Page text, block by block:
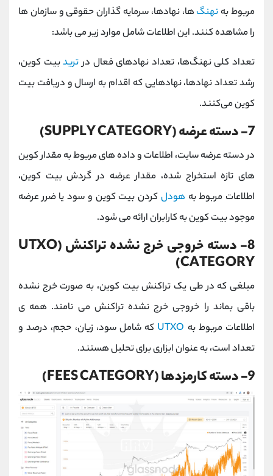
مربوط به نهنگها، نهادها، سرمایه گذاران حقوقی و سازمان ها
را مشاهده کنند. این اطلاعات شامل موارد زیر می باشد:
تعداد کلی نهنگ‌ها، تعداد نهادهای فعال درتریدبیت کوین،
رشد تعداد نهادها، نهادهایی که اقدام به ارسال و دریافت بیت
کوین می‌کنند.
7- دسته عرضه (SUPPLY CATEGORY)
در دسته عرضه سایت، اطلاعات و داده های مربوط به مقدار کوین
های تازه استخراج شده، مقدار عرضه در گردش بیت کوین،
اطلاعات مربوط بههودل کردن بیت کوین و سود یا ضرر عرضه
موجود بیت کوین به کارابران ارائه می شود.
8- دسته خروجی خرج نشده تراکنش (UTXO
CATEGORY)
مبلغی که در طی یک تراکنش بیت کوین، به صورت خرج نشده
باقی بماند را خروجی خرج نشده تراکنش می نامند. همه ی
اطلاعات مربوط به UTXO که شامل سود، زیان، حجم، درصد و
تعداد است، به عنوان ابزاری برای تحلیل هستند.
9- دسته کارمزدها (FEES CATEGORY)